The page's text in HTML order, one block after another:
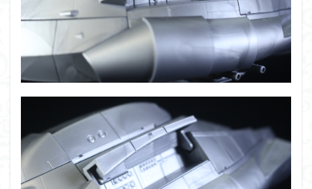
蒼穹のファフナー
装甲娘 輝羅鋼
途中経過
配信特別企画
鉄血のオルフェンズ
閃光のハサウェイ
食玩
鬼滅の刃
魔神創造伝ワタル
魔神英雄伝ワタル
ＳＲＷ
検索